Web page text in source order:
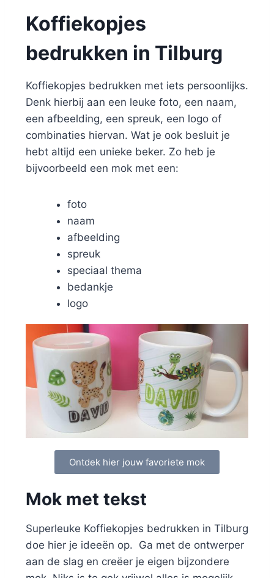
Koffiekopjes
bedrukken in Tilburg
Koffiekopjes bedrukken met iets persoonlijks.
Denk hierbij aan een leuke foto, een naam,
een afbeelding, een spreuk, een logo of
combinaties hiervan. Wat je ook besluit je
hebt altijd een unieke beker. Zo heb je
bijvoorbeeld een mok met een:
foto
naam
afbeelding
spreuk
speciaal thema
bedankje
logo
Ontdek hier jouw favoriete mok
Mok met tekst
Superleuke Koffiekopjes bedrukken in Tilburg
doe hier je ideeën op. Ga met de ontwerper
aan de slag en creëer je eigen bijzondere